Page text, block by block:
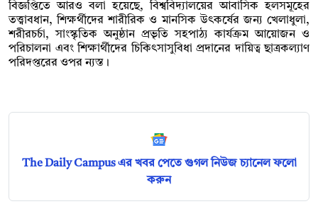
বিজ্ঞপ্তিতে আরও বলা হয়েছে, বিশ্ববিদ্যালয়ের আবাসিক হলসমূহের
তত্ত্বাবধান, শিক্ষর্থীদের শারীরিক ও মানসিক উৎকর্ষের জন্য খেলাধুলা,
শরীরচর্চা, সাংস্কৃতিক অনুষ্ঠান প্রভৃতি সহপাঠ্য কার্যক্রম আয়োজন ও
পরিচালনা এবং শিক্ষার্থীদের চিকিৎসাসুবিধা প্রদানের দায়িত্ব ছাত্রকল্যাণ
পরিদপ্তরের ওপর ন্যস্ত।
The Daily Campus এর খবর পেতে গুগল নিউজ চ্যানেল ফলো
করুন